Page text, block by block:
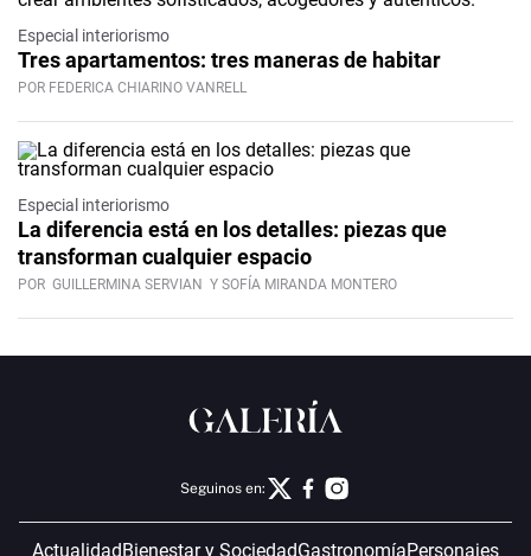
Especial interiorismo
Tres apartamentos: tres maneras de habitar
POR FEDERICA CHIARINO VANRELL
Especial interiorismo
La diferencia está en los detalles: piezas que
transforman cualquier espacio
POR GUILLERMINA SERVIAN Y SOFÍA MIRANDA MONTERO
Seguinos en:
Actualidad Bienestar y SociedadGastronomíaPersonajes